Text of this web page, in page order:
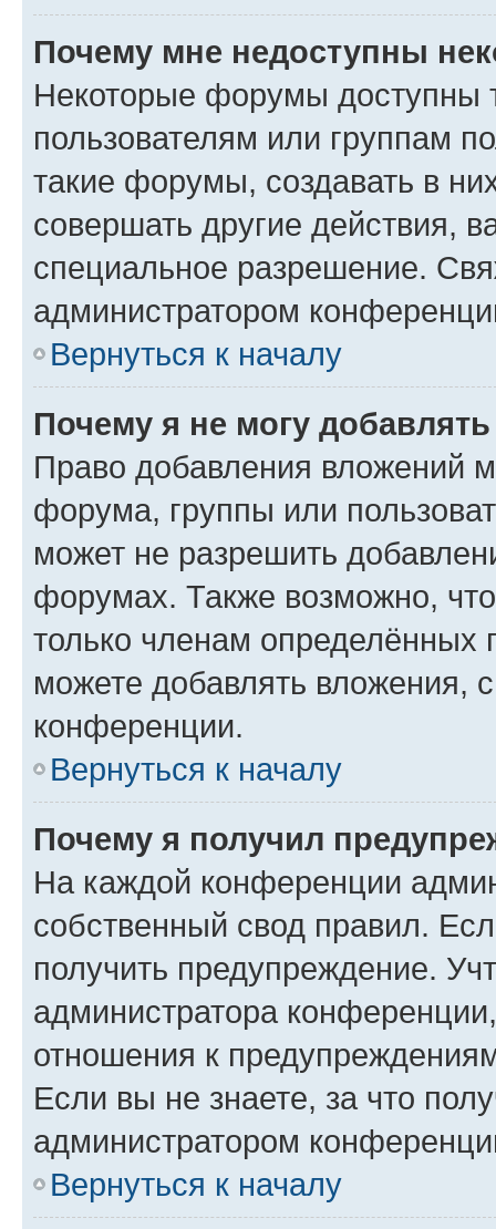
Почему мне недоступны
Некоторые форумы доступны
пользователям или группам
такие форумы, создавать в
совершать другие действия,
специальное разрешение.
администратором
Вернуться к началу
Почему я не могу
Право добавления вложений
форума, группы или
может не разрешить
форумах. Также возможно,
только членам определённых
можете добавлять вложения,
конференции.
Вернуться к началу
Почему я получил
На каждой конференции
собственный свод правил.
получить предупреждение.
администратора
отношения к
Если вы не знаете, за что
администратором
Вернуться к началу